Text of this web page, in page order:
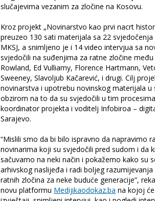
slučajevima vezanim za zločine na Kosovu.
Kroz projekt „Novinarstvo kao prvi nacrt
preuzeo 130 sati materijala sa 22
MKSJ, a snimljeno je i 14 video intervjua sa
svjedočili na suđenjima za ratne zločine
Rowland, Ed Vulliamy, Florence Hartmann,
Sweeney, Slavoljub Kačarević, i drugi. Cilj
novinarstva i upotrebu novinskog materijala
obzirom na to da su svjedočili u tim
koordinator projekta i voditelj Infobiroa –
Sarajevo.
“Mislili smo da bi bilo ispravno da napravimo
novinarima koji su svjedočili pred sudom i da
sačuvamo na neki način i pokažemo kako su
arhivskog naslijeđa i radi boljeg
ratnih zločina za neke buduće generacije”,
novu platformu Medijikaodokaz.ba na kojoj